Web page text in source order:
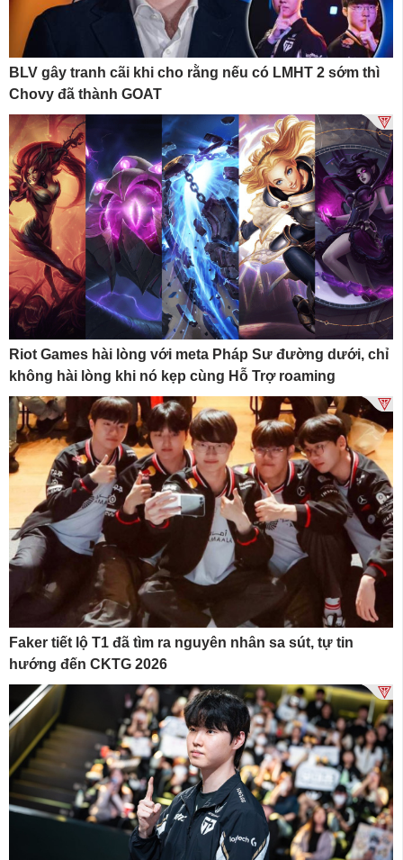
BLV gây tranh cãi khi cho rằng nếu có LMHT 2 sớm thì
Chovy đã thành GOAT
Riot Games hài lòng với meta Pháp Sư đường dưới, chỉ
không hài lòng khi nó kẹp cùng Hỗ Trợ roaming
Faker tiết lộ T1 đã tìm ra nguyên nhân sa sút, tự tin
hướng đến CKTG 2026